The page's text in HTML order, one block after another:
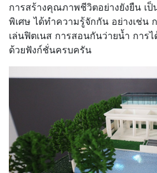
การสร้างคุณภาพชีวิตอย่างยังยืน เป็
พิเศษ ได้ทำความรู้จักกัน อย่างเช่น
เล่นฟิตเนส การสอนกันว่ายน้ำ การ
ด้วยฟังก์ชั่นครบครัน